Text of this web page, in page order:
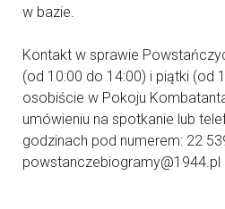
w bazie.
Kontakt w sprawie
(od 10:00 do 14:00) i piątki (od
osobiście w Pokoju
umówieniu na spotkanie lub
godzinach pod numerem: 22
powstanczebiogramy@1944.pl